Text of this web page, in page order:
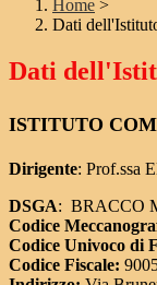
Home >
Dati
Dati
ISTITUTO
Dirigente: Prof.ssa
DSGA: BRACCO
Codice
Codice Univoco di
Codice Fiscale: